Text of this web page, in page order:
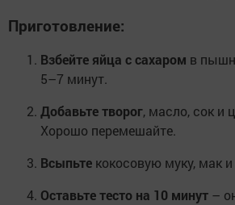
Приготовление:
Взбейте яйца с сахаром в
5–7 минут.
Добавьте творог, масло, сок и
Хорошо перемешайте.
Всыпьте кокосовую муку, мак и
Оставьте тесто на 10 минут –